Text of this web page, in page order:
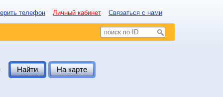
телефон Личный кабинет Связаться с нами
Найти На карте